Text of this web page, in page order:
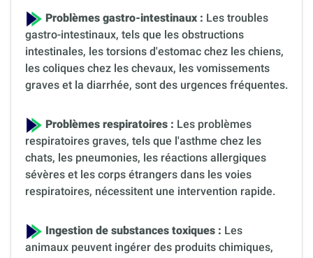
Problèmes gastro-intestinaux : Les troubles
gastro-intestinaux, tels que les obstructions
intestinales, les torsions d'estomac chez les chiens,
les coliques chez les chevaux, les vomissements
graves et la diarrhée, sont des urgences fréquentes.
Problèmes respiratoires : Les problèmes
respiratoires graves, tels que l'asthme chez les
chats, les pneumonies, les réactions allergiques
sévères et les corps étrangers dans les voies
respiratoires, nécessitent une intervention rapide.
Ingestion de substances toxiques : Les
animaux peuvent ingérer des produits chimiques,